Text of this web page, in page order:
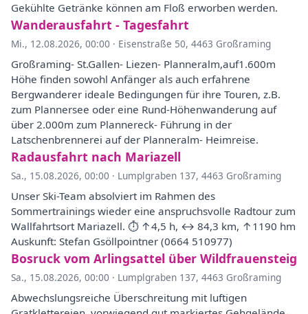
Gekühlte Getränke können am Floß erworben werden.
Wanderausfahrt - Tagesfahrt
Mi., 12.08.2026, 00:00 · Eisenstraße 50, 4463 Großraming
Großraming- St.Gallen- Liezen- Planneralm,auf1.600m
Höhe finden sowohl Anfänger als auch erfahrene
Bergwanderer ideale Bedingungen für ihre Touren, z.B.
zum Plannersee oder eine Rund-Höhenwanderung auf
über 2.000m zum Plannereck- Führung in der
Latschenbrennerei auf der Planneralm- Heimreise.
Radausfahrt nach Mariazell
Sa., 15.08.2026, 00:00 · Lumplgraben 137, 4463 Großraming
Unser Ski-Team absolviert im Rahmen des
Sommertrainings wieder eine anspruchsvolle Radtour zum
Wallfahrtsort Mariazell. ⏱ ↑4,5 h, ↔︎ 84,3 km, ↑1190 hm
Auskunft: Stefan Gsöllpointner (0664 510977)
Bosruck vom Arlingsattel über Wildfrauensteig
Sa., 15.08.2026, 00:00 · Lumplgraben 137, 4463 Großraming
Abwechslungsreiche Überschreitung mit luftigen